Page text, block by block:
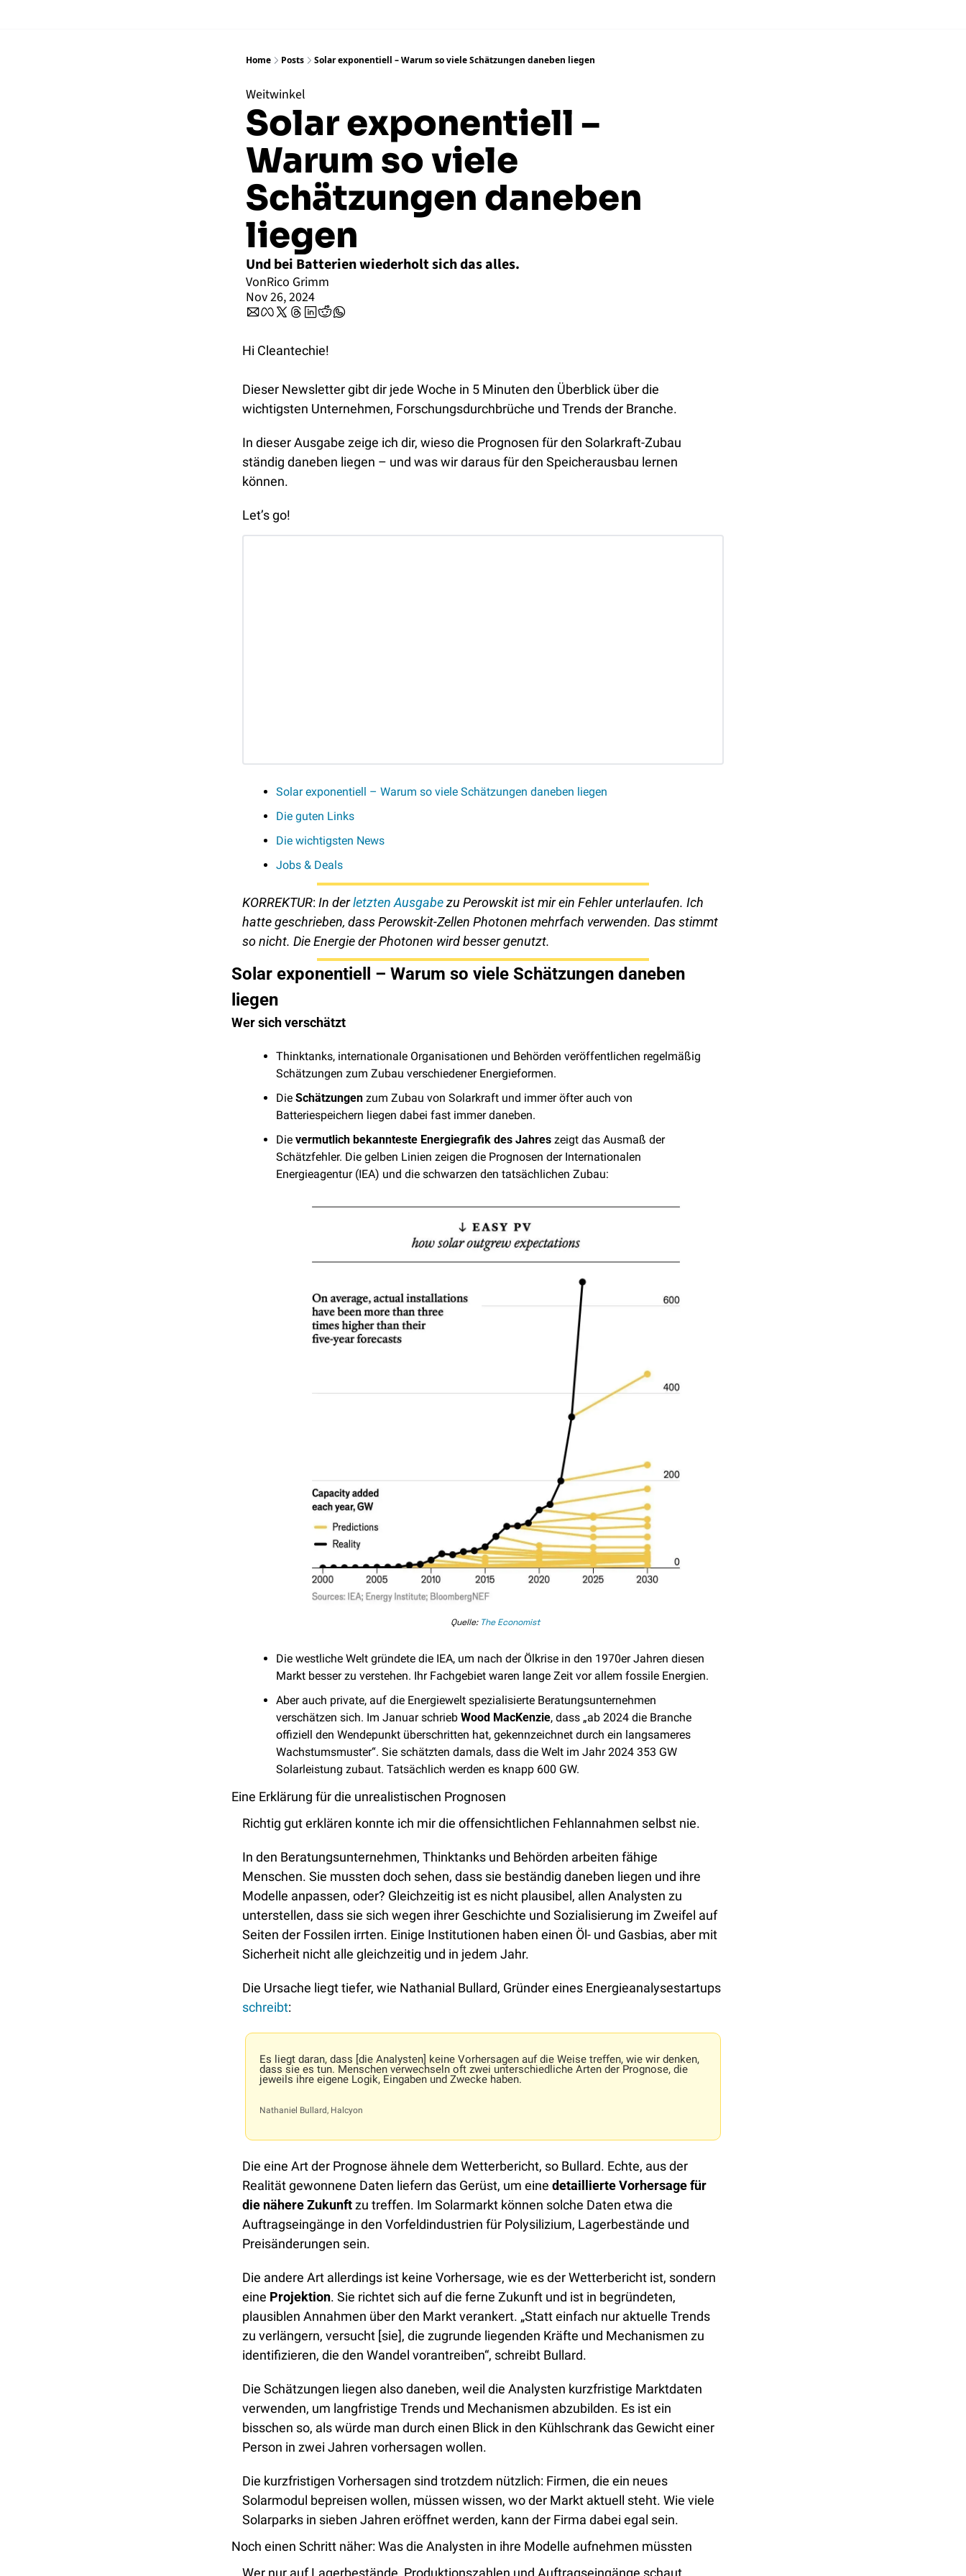
Home Posts Solar exponentiell – Warum so viele Schätzungen daneben liegen
Weitwinkel
Solar exponentiell –
Warum so viele
Schätzungen daneben
liegen
Und bei Batterien wiederholt sich das alles.
VonRico Grimm
Nov 26, 2024
Hi Cleantechie!
Dieser Newsletter gibt dir jede Woche in 5 Minuten den Überblick über die
wichtigsten Unternehmen, Forschungsdurchbrüche und Trends der Branche.
In dieser Ausgabe zeige ich dir, wieso die Prognosen für den Solarkraft-Zubau
ständig daneben liegen – und was wir daraus für den Speicherausbau lernen
können.
Let’s go!
Solar exponentiell – Warum so viele Schätzungen daneben liegen
Die guten Links
Die wichtigsten News
Jobs & Deals
KORREKTUR: In der letzten Ausgabe zu Perowskit ist mir ein Fehler unterlaufen. Ich
hatte geschrieben, dass Perowskit-Zellen Photonen mehrfach verwenden. Das stimmt
so nicht. Die Energie der Photonen wird besser genutzt.
Solar exponentiell – Warum so viele Schätzungen daneben
liegen
Wer sich verschätzt
Thinktanks, internationale Organisationen und Behörden veröffentlichen regelmäßig
Schätzungen zum Zubau verschiedener Energieformen.
Die Schätzungen zum Zubau von Solarkraft und immer öfter auch von
Batteriespeichern liegen dabei fast immer daneben.
Die vermutlich bekannteste Energiegrafik des Jahres zeigt das Ausmaß der
Schätzfehler. Die gelben Linien zeigen die Prognosen der Internationalen
Energieagentur (IEA) und die schwarzen den tatsächlichen Zubau:
Quelle: The Economist
Die westliche Welt gründete die IEA, um nach der Ölkrise in den 1970er Jahren diesen
Markt besser zu verstehen. Ihr Fachgebiet waren lange Zeit vor allem fossile Energien.
Aber auch private, auf die Energiewelt spezialisierte Beratungsunternehmen
verschätzen sich. Im Januar schrieb Wood MacKenzie, dass „ab 2024 die Branche
offiziell den Wendepunkt überschritten hat, gekennzeichnet durch ein langsameres
Wachstumsmuster“. Sie schätzten damals, dass die Welt im Jahr 2024 353 GW
Solarleistung zubaut. Tatsächlich werden es knapp 600 GW.
Eine Erklärung für die unrealistischen Prognosen
Richtig gut erklären konnte ich mir die offensichtlichen Fehlannahmen selbst nie.
In den Beratungsunternehmen, Thinktanks und Behörden arbeiten fähige
Menschen. Sie mussten doch sehen, dass sie beständig daneben liegen und ihre
Modelle anpassen, oder? Gleichzeitig ist es nicht plausibel, allen Analysten zu
unterstellen, dass sie sich wegen ihrer Geschichte und Sozialisierung im Zweifel auf
Seiten der Fossilen irrten. Einige Institutionen haben einen Öl- und Gasbias, aber mit
Sicherheit nicht alle gleichzeitig und in jedem Jahr.
schreibt:
Es liegt daran, dass [die Analysten] keine Vorhersagen auf die Weise treffen, wie wir denken,
dass sie es tun. Menschen verwechseln oft zwei unterschiedliche Arten der Prognose, die
jeweils ihre eigene Logik, Eingaben und Zwecke haben.
Nathaniel Bullard, Halcyon
Die eine Art der Prognose ähnele dem Wetterbericht, so Bullard. Echte, aus der
Realität gewonnene Daten liefern das Gerüst, um eine detaillierte Vorhersage für
die nähere Zukunft zu treffen. Im Solarmarkt können solche Daten etwa die
Auftragseingänge in den Vorfeldindustrien für Polysilizium, Lagerbestände und
Preisänderungen sein.
Die andere Art allerdings ist keine Vorhersage, wie es der Wetterbericht ist, sondern
eine Projektion. Sie richtet sich auf die ferne Zukunft und ist in begründeten,
plausiblen Annahmen über den Markt verankert. „Statt einfach nur aktuelle Trends
zu verlängern, versucht [sie], die zugrunde liegenden Kräfte und Mechanismen zu
identifizieren, die den Wandel vorantreiben“, schreibt Bullard.
Die Schätzungen liegen also daneben, weil die Analysten kurzfristige Marktdaten
verwenden, um langfristige Trends und Mechanismen abzubilden. Es ist ein
bisschen so, als würde man durch einen Blick in den Kühlschrank das Gewicht einer
Person in zwei Jahren vorhersagen wollen.
Die kurzfristigen Vorhersagen sind trotzdem nützlich: Firmen, die ein neues
Solarmodul bepreisen wollen, müssen wissen, wo der Markt aktuell steht. Wie viele
Solarparks in sieben Jahren eröffnet werden, kann der Firma dabei egal sein.
Noch einen Schritt näher: Was die Analysten in ihre Modelle aufnehmen müssten
Wer nur auf Lagerbestände, Produktionszahlen und Auftragseingänge schaut,